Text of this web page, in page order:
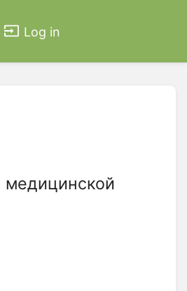
Log in
медицинской